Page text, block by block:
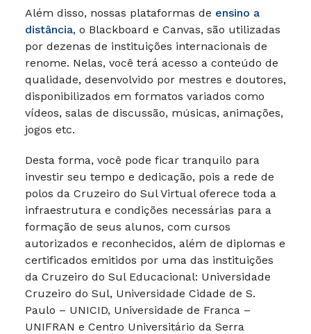
Além disso, nossas plataformas de ensino a
distância, o Blackboard e Canvas, são utilizadas
por dezenas de instituições internacionais de
renome. Nelas, você terá acesso a conteúdo de
qualidade, desenvolvido por mestres e doutores,
disponibilizados em formatos variados como
vídeos, salas de discussão, músicas, animações,
jogos etc.
Desta forma, você pode ficar tranquilo para
investir seu tempo e dedicação, pois a rede de
polos da Cruzeiro do Sul Virtual oferece toda a
infraestrutura e condições necessárias para a
formação de seus alunos, com cursos
autorizados e reconhecidos, além de diplomas e
certificados emitidos por uma das instituições
da Cruzeiro do Sul Educacional: Universidade
Cruzeiro do Sul, Universidade Cidade de S.
Paulo – UNICID, Universidade de Franca –
UNIFRAN e Centro Universitário da Serra